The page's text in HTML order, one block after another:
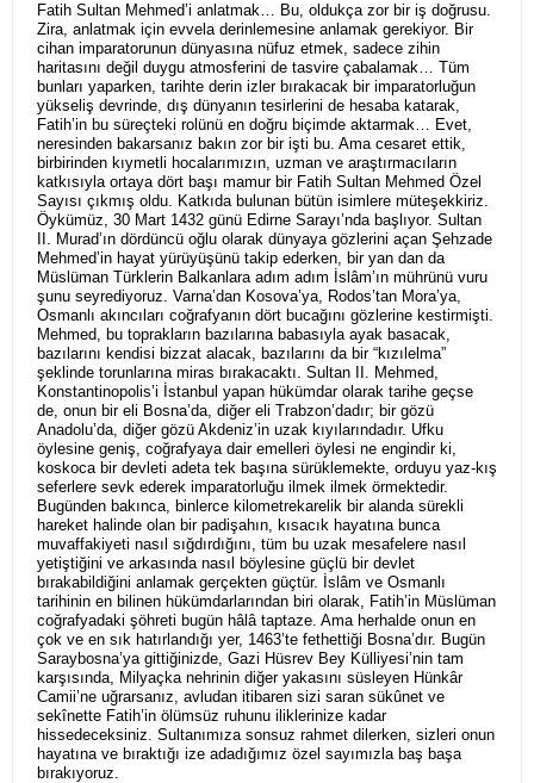
Fatih Sultan Mehmed’i anlatmak… Bu, oldukça zor bir iş doğrusu.
Zira, anlatmak için evvela derinlemesine anlamak gerekiyor. Bir
cihan imparatorunun dünyasına nüfuz etmek, sadece zihin
haritasını değil duygu atmosferini de tasvire çabalamak… Tüm
bunları yaparken, tarihte derin izler bırakacak bir imparatorluğun
yükseliş devrinde, dış dünyanın tesirlerini de hesaba katarak,
Fatih’in bu süreçteki rolünü en doğru biçimde aktarmak… Evet,
neresinden bakarsanız bakın zor bir işti bu. Ama cesaret ettik,
birbirinden kıymetli hocalarımızın, uzman ve araştırmacıların
katkısıyla ortaya dört başı mamur bir Fatih Sultan Mehmed Özel
Sayısı çıkmış oldu. Katkıda bulunan bütün isimlere müteşekkiriz.
Öykümüz, 30 Mart 1432 günü Edirne Sarayı’nda başlıyor. Sultan
II. Murad’ın dördüncü oğlu olarak dünyaya gözlerini açan Şehzade
Mehmed’in hayat yürüyüşünü takip ederken, bir yan dan da
Müslüman Türklerin Balkanlara adım adım İslâm’ın mührünü vuru
şunu seyrediyoruz. Varna’dan Kosova’ya, Rodos’tan Mora’ya,
Osmanlı akıncıları coğrafyanın dört bucağını gözlerine kestirmişti.
Mehmed, bu toprakların bazılarına babasıyla ayak basacak,
bazılarını kendisi bizzat alacak, bazılarını da bir “kızılelma”
şeklinde torunlarına miras bırakacaktı. Sultan II. Mehmed,
Konstantinopolis’i İstanbul yapan hükümdar olarak tarihe geçse
de, onun bir eli Bosna’da, diğer eli Trabzon’dadır; bir gözü
Anadolu’da, diğer gözü Akdeniz’in uzak kıyılarındadır. Ufku
öylesine geniş, coğrafyaya dair emelleri öylesi ne engindir ki,
koskoca bir devleti adeta tek başına sürüklemekte, orduyu yaz-kış
seferlere sevk ederek imparatorluğu ilmek ilmek örmektedir.
Bugünden bakınca, binlerce kilometrekarelik bir alanda sürekli
hareket halinde olan bir padişahın, kısacık hayatına bunca
muvaffakiyeti nasıl sığdırdığını, tüm bu uzak mesafelere nasıl
yetiştiğini ve arkasında nasıl böylesine güçlü bir devlet
bırakabildiğini anlamak gerçekten güçtür. İslâm ve Osmanlı
tarihinin en bilinen hükümdarlarından biri olarak, Fatih’in Müslüman
coğrafyadaki şöhreti bugün hâlâ taptaze. Ama herhalde onun en
çok ve en sık hatırlandığı yer, 1463’te fethettiği Bosna’dır. Bugün
Saraybosna’ya gittiğinizde, Gazi Hüsrev Bey Külliyesi’nin tam
karşısında, Milyaçka nehrinin diğer yakasını süsleyen Hünkâr
Camii’ne uğrarsanız, avludan itibaren sizi saran sükûnet ve
sekînette Fatih’in ölümsüz ruhunu iliklerinize kadar
hissedeceksiniz. Sultanımıza sonsuz rahmet dilerken, sizleri onun
hayatına ve bıraktığı ize adadığımız özel sayımızla baş başa
bırakıyoruz.